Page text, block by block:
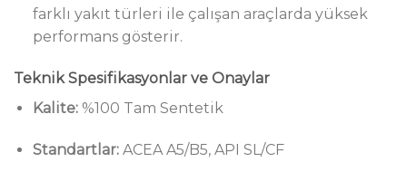
farklı yakıt türleri ile çalışan araçlarda yüksek
performans gösterir.
Teknik Spesifikasyonlar ve Onaylar
Kalite:%100 Tam Sentetik
Standartlar:ACEA A5/B5, API SL/CF